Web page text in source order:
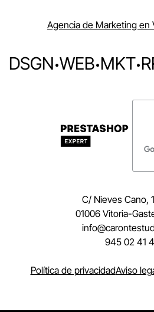
Agencia de Marketing en
DSGN·WEB·MKT·
C/ Nieves Cano,
01006 Vitoria-
945 02 41
Política de privacidadAviso